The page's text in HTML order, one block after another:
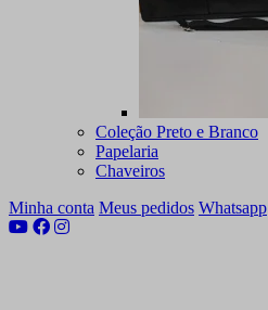
Coleção Preto e Branco
Papelaria
Chaveiros
Minha conta Meus pedidos Whatsapp